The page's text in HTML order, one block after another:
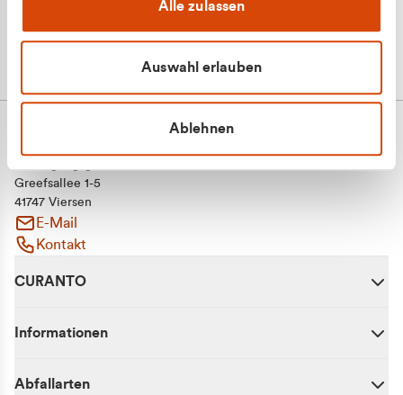
Alle zulassen
Auswahl erlauben
Ablehnen
Greefsallee 1-5
41747 Viersen
E-Mail
Kontakt
CURANTO
Informationen
Abfallarten